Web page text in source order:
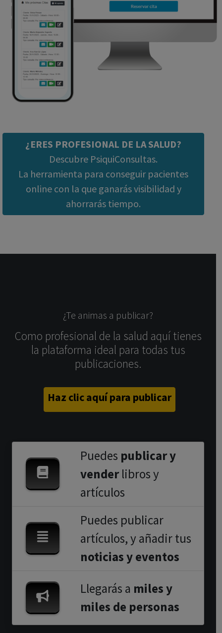
¿ERES PROFESIONAL DE LA SALUD?
Descubre PsiquiConsultas.
La herramienta para conseguir pacientes
online con la que ganarás visibilidad y
ahorrarás tiempo.
¿Te animas a publicar?
Como profesional de la salud aquí tienes
la plataforma ideal para todas tus
publicaciones.
Haz clic aquí para publicar
Puedes publicar y
venderlibros y
artículos
Puedes publicar
artículos, y añadir tus
noticias y eventos
Llegarás a miles y
miles de personas